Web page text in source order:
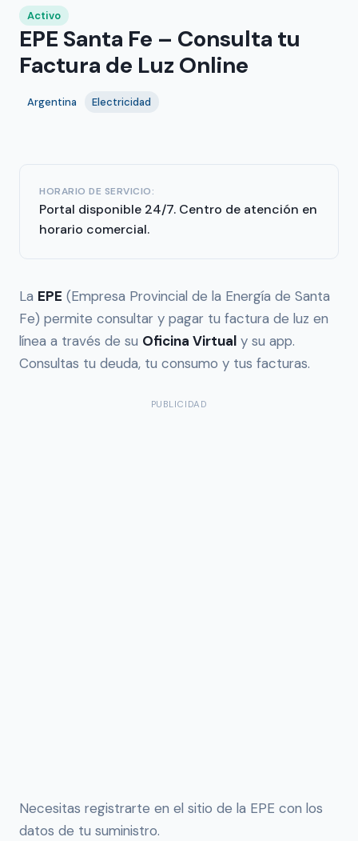
Activo
EPE Santa Fe – Consulta tu
Factura de Luz Online
Argentina Electricidad
HORARIO DE SERVICIO:
Portal disponible 24/7. Centro de atención en
horario comercial.
La EPE (Empresa Provincial de la Energía de Santa
Fe) permite consultar y pagar tu factura de luz en
línea a través de su Oficina Virtual y su app.
Consultas tu deuda, tu consumo y tus facturas.
PUBLICIDAD
Necesitas registrarte en el sitio de la EPE con los
datos de tu suministro.